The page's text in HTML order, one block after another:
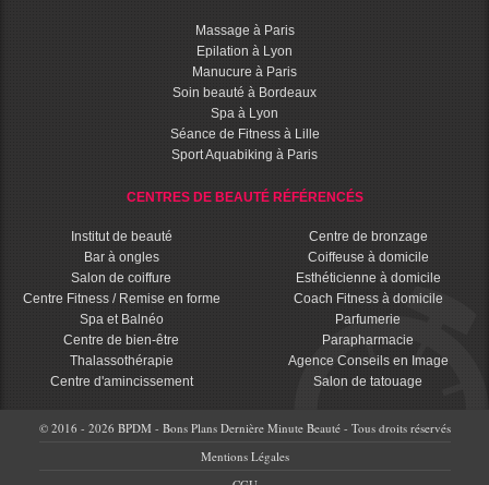
Massage à Paris
Epilation à Lyon
Manucure à Paris
Soin beauté à Bordeaux
Spa à Lyon
Séance de Fitness à Lille
Sport Aquabiking à Paris
CENTRES DE BEAUTÉ RÉFÉRENCÉS
Institut de beauté
Bar à ongles
Salon de coiffure
Centre Fitness / Remise en forme
Spa et Balnéo
Centre de bien-être
Thalassothérapie
Centre d'amincissement
Centre de bronzage
Coiffeuse à domicile
Esthéticienne à domicile
Coach Fitness à domicile
Parfumerie
Parapharmacie
Agence Conseils en Image
Salon de tatouage
© 2016 - 2026 BPDM - Bons Plans Dernière Minute Beauté - Tous droits réservés
Mentions Légales